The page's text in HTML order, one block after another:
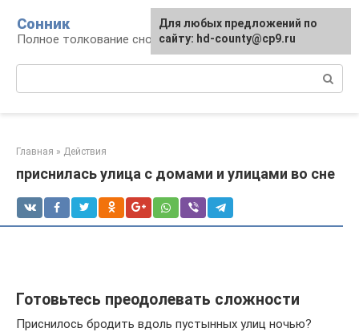
контенту
Сонник
Полное толкование снов
Главная » Действия
приснилась улица с домами и улицами во сне
Готовьтесь преодолевать сложности
Приснилось бродить вдоль пустынных улиц ночью?
Для любых предложений по
сайту: hd-county@cp9.ru